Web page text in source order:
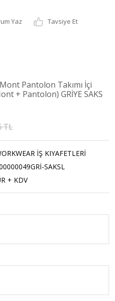
Yaz
Tavsiye Et
Pantolon Takımı İçi
+ Pantolon) GRİYE SAKS
TL
İŞ KIYAFETLERİ
SAKSL
+ KDV